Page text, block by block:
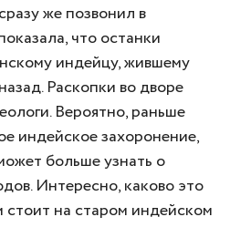
же позвонил в
что останки
индейцу, жившему
Раскопки во дворе
Вероятно, раньше
индейское захоронение,
больше узнать о
Интересно, каково это
стоит на старом индейском